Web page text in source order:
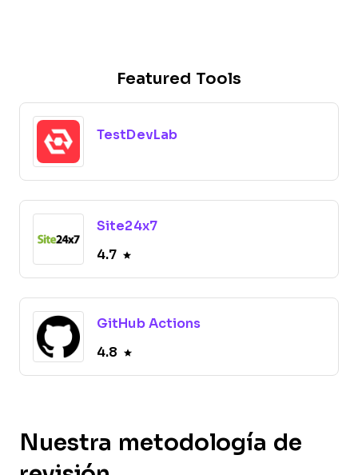
Featured Tools
TestDevLab
Site24x7
4.7
GitHub Actions
4.8
Nuestra metodología de